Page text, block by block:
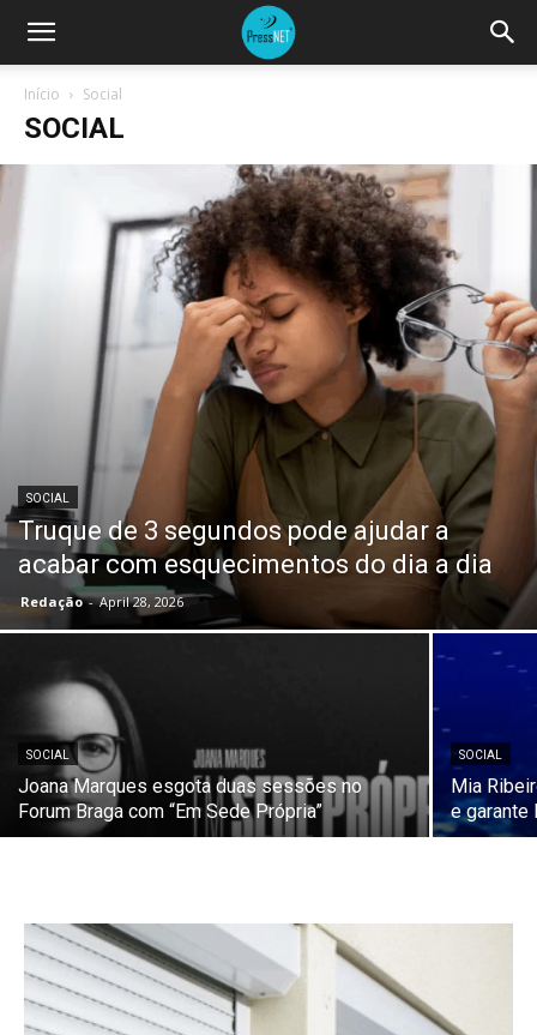
Início Social
SOCIAL
SOCIAL
Truque de 3 segundos pode ajudar a
acabar com esquecimentos do dia a dia
Redação - April 28, 2026
SOCIAL
Joana Marques esgota duas sessões no
Forum Braga com “Em Sede Própria”
SOCIAL
Mia
e garante